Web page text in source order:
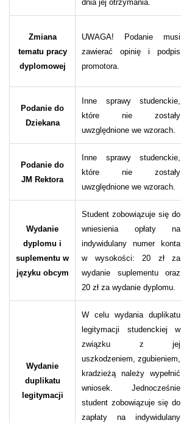
dnia jej otrzymania.
Zmiana
tematu pracy
dyplomowej
UWAGA! Podanie musi
zawierać opinię i podpis
promotora.
Podanie do
Dziekana
Inne sprawy studenckie,
które nie zostały
uwzględnione we wzorach.
Podanie do
JM Rektora
Inne sprawy studenckie,
które nie zostały
uwzględnione we wzorach.
Wydanie
dyplomu i
suplementu w
języku obcym
Student zobowiązuje się do
wniesienia opłaty na
indywidulany numer konta
w wysokości: 20 zł za
wydanie suplementu oraz
20 zł za wydanie dyplomu.
Wydanie
duplikatu
legitymacji
W celu wydania duplikatu
legitymacji studenckiej w
związku z jej
uszkodzeniem, zgubieniem,
kradzieżą należy wypełnić
wniosek. Jednocześnie
student zobowiązuje się do
zapłaty na indywidulany